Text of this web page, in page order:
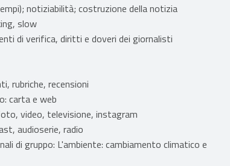
notiziabilità; costruzione della notizia
slow
di verifica, diritti e doveri dei giornalisti
rubriche, recensioni
carta e web
video, televisione, instagram
audioserie, radio
di gruppo: L'ambiente: cambiamento climatico e